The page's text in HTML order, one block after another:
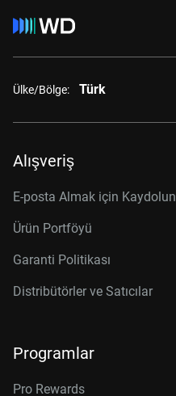
Ülke/Bölge: Türk
Alışveriş
E-posta Almak için Kaydolun
Ürün Portföyü
Garanti Politikası
Distribütörler ve Satıcılar
Programlar
Pro Rewards